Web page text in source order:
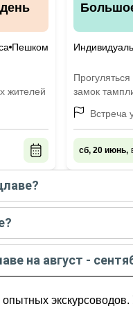
Пешком
жителей
замок
острова
Встреча
сб, 20 июнь,
в августе - сентябре
— один город
и отзывам вавгусте 2026
на август -